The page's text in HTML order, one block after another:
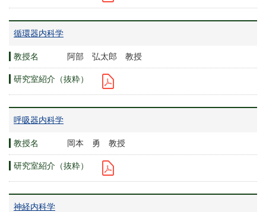
循環器内科学
阿部 弘太郎 教授
呼吸器内科学
岡本 勇 教授
神経内科学